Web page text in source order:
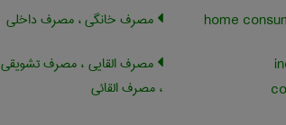
مصرف خانگی ، مصرف داخلی
مصرف القایی ، مصرف تشویقی
، مصرف القائی